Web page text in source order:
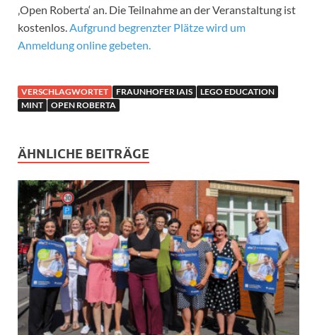
‚Open Roberta‘ an. Die Teilnahme an der Veranstaltung ist
kostenlos.Aufgrund begrenzter Plätze wird um
Anmeldung online gebeten.
VERSCHLAGWORTET FRAUNHOFER IAIS
LEGO EDUCATION
MINT
OPEN ROBERTA
ÄHNLICHE BEITRÄGE